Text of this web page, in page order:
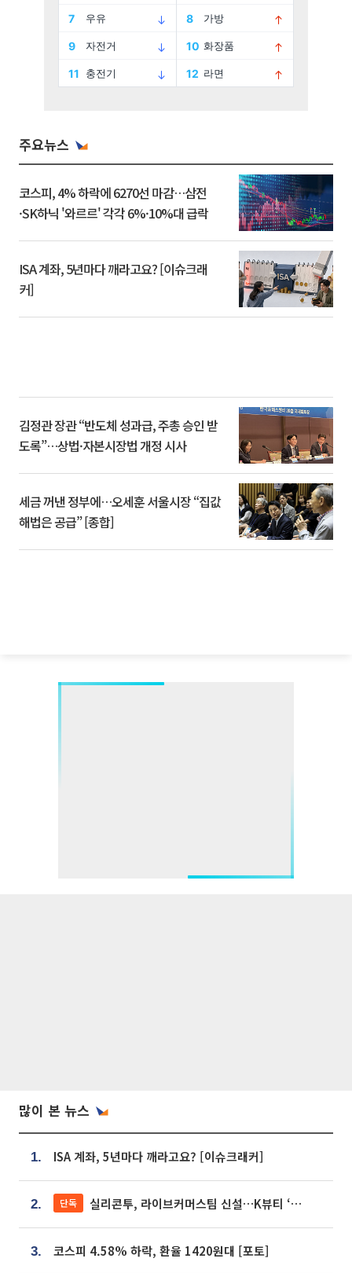
주요뉴스
코스피, 4% 하락에 6270선 마감…삼전
·SK하닉 '와르르' 각각 6%·10%대 급락
ISA 계좌, 5년마다 깨라고요? [이슈크래
커]
김정관 장관 “반도체 성과급, 주총 승인 받
도록”…상법·자본시장법 개정 시사
세금 꺼낸 정부에…오세훈 서울시장 “집값
해법은 공급” [종합]
많이 본 뉴스
1. ISA 계좌, 5년마다 깨라고요? [이슈크래커]
2. 단독 실리콘투, 라이브커머스팀 신설…K뷰티 ‘글로벌 판매망’ 확대[K뷰티 라방戰]
3. 코스피 4.58% 하락, 환율 1420원대 [포토]